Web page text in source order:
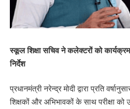
स्कूल शिक्षा सचिव ने कलेक्टरों को
निर्देश
प्रधानमंत्री नरेन्द्र मोदी द्वारा प्रति
शिक्षकों और अभिभावकों के साथ परीक्षा को